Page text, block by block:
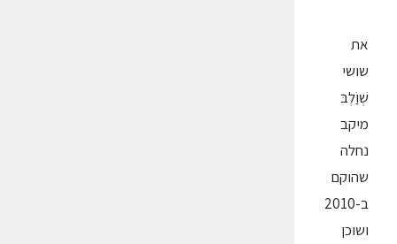
את
שושי
שְׁוַֹלְבּ
מיקב
נחלה
שהוקם
ב-2010
ושוכן